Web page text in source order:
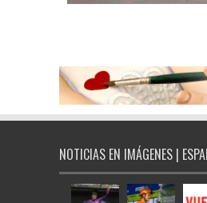
NOTICIAS EN IMÁGENES |